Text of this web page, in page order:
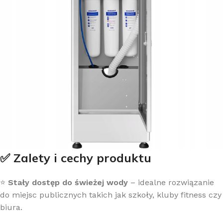
✅ Zalety i cechy produktu
⭐ Stały dostęp do świeżej wody – idealne rozwiązanie
do miejsc publicznych takich jak szkoły, kluby fitness czy
biura.